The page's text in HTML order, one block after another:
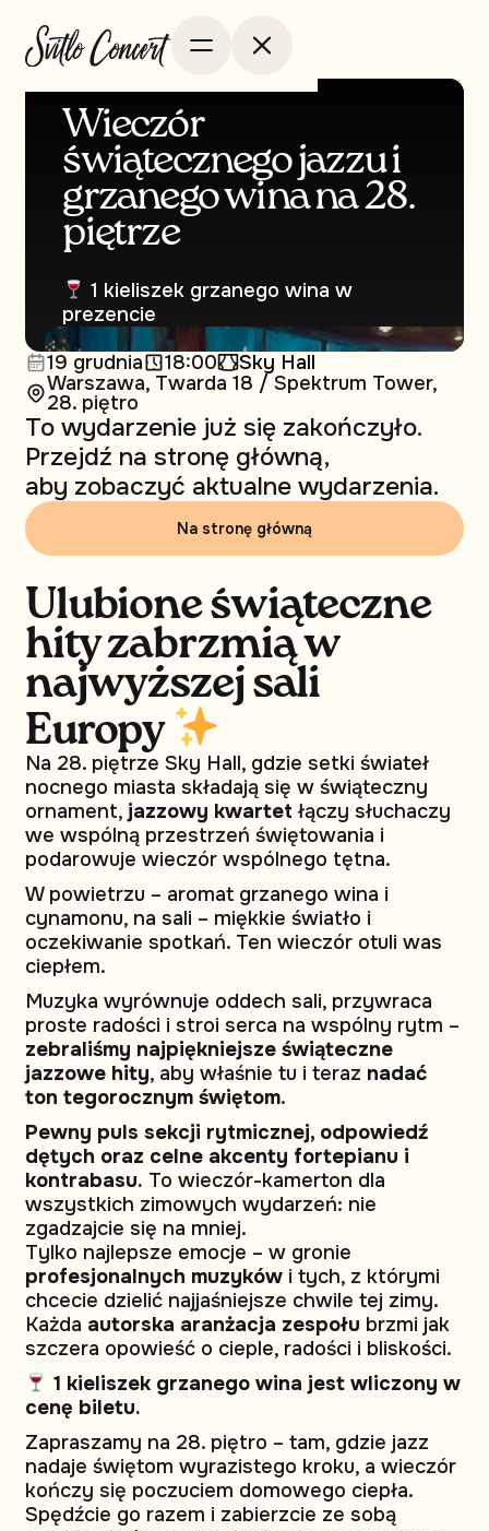
Wieczór
świątecznego jazzu i
grzanego wina na 28.
piętrze
1 kieliszek grzanego wina w
prezencie
19 grudnia
18:00 Sky Hall
Warszawa, Twarda 18 / Spektrum Tower,
28. piętro
To wydarzenie już się zakończyło.
Przejdź na stronę główną,
aby zobaczyć aktualne wydarzenia.
Na stronę główną
Ulubione świąteczne
hity zabrzmią w
najwyższej sali
Europy
Na 28. piętrze Sky Hall, gdzie setki świateł
nocnego miasta składają się w świąteczny
ornament, jazzowy kwartet łączy słuchaczy
we wspólną przestrzeń świętowania i
podarowuje wieczór wspólnego tętna.
W powietrzu – aromat grzanego wina i
cynamonu, na sali – miękkie światło i
oczekiwanie spotkań. Ten wieczór otuli was
ciepłem.
Muzyka wyrównuje oddech sali, przywraca
proste radości i stroi serca na wspólny rytm –
zebraliśmy najpiękniejsze świąteczne
jazzowe hity, aby właśnie tu i teraz nadać
ton tegorocznym świętom.
Pewny puls sekcji rytmicznej, odpowiedź
dętych oraz celne akcenty fortepianu i
kontrabasu. To wieczór-kamerton dla
wszystkich zimowych wydarzeń: nie
zgadzajcie się na mniej.
Tylko najlepsze emocje – w gronie
profesjonalnych muzykówi tych, z którymi
chcecie dzielić najjaśniejsze chwile tej zimy.
Każda autorska aranżacja zespołu brzmi jak
szczera opowieść o cieple, radości i bliskości.
1 kieliszek grzanego wina jest wliczony w
cenę biletu.
Zapraszamy na 28. piętro – tam, gdzie jazz
nadaje świętom wyrazistego kroku, a wieczór
kończy się poczuciem domowego ciepła.
Spędźcie go razem i zabierzcie ze sobą